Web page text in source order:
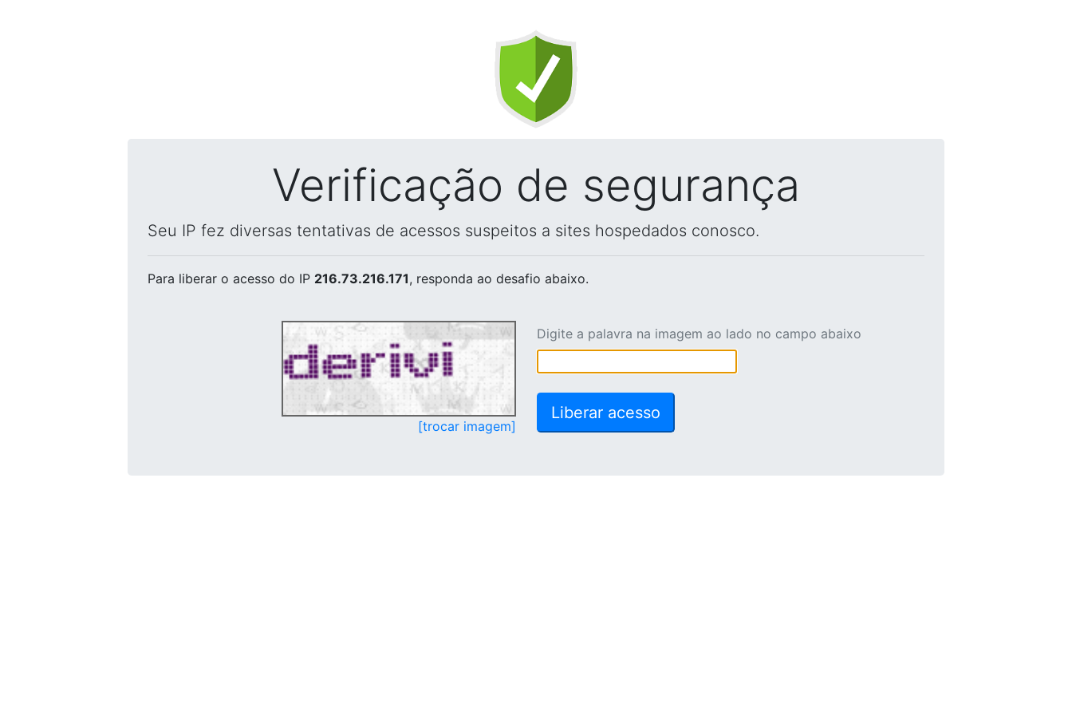
Verificação de segurança
Seu IP fez diversas tentativas de acessos suspeitos a sites hospedados conosco.
Para liberar o acesso do IP 216.73.216.171, responda ao desafio abaixo.
[trocar imagem]
Digite a palavra na imagem ao lado no campo abaixo